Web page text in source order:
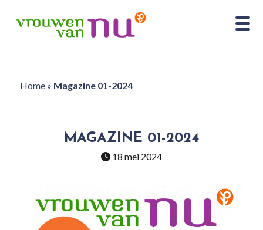
Home» Magazine 01-2024
MAGAZINE 01-2024
18 mei 2024